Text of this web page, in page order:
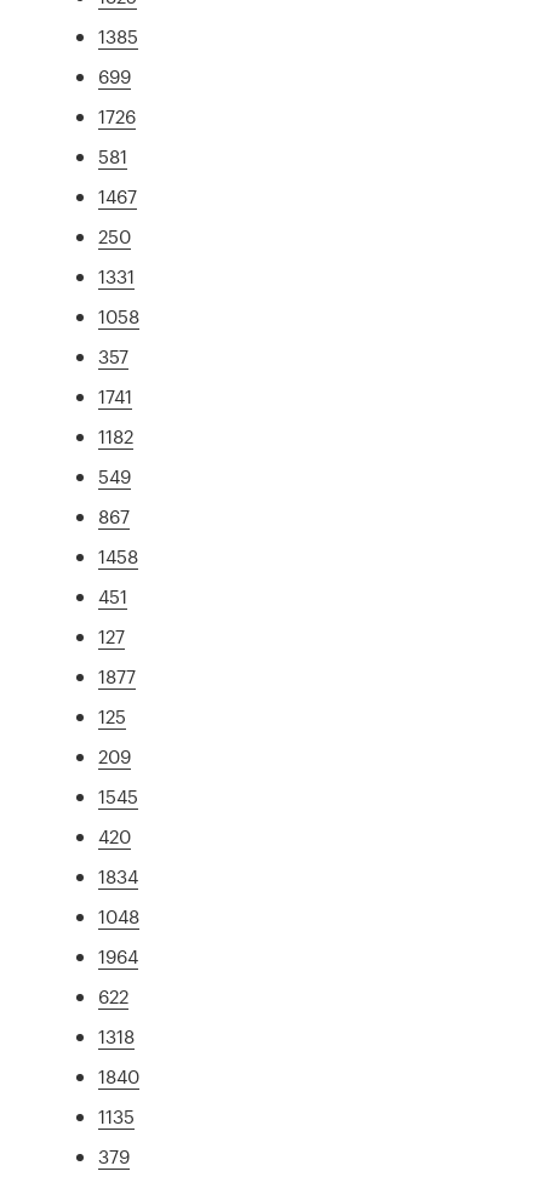
1385
699
1726
581
1467
250
1331
1058
357
1741
1182
549
867
1458
451
127
1877
125
209
1545
420
1834
1048
1964
622
1318
1840
1135
379